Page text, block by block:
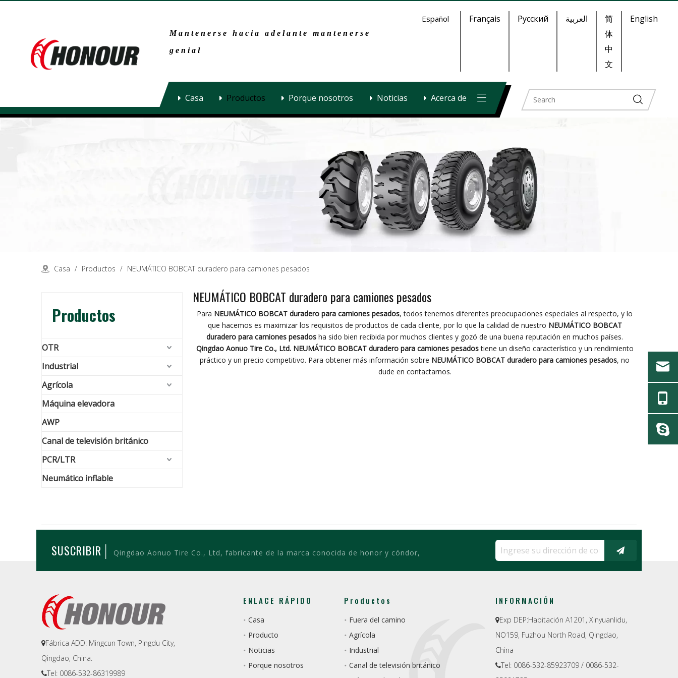
Mantenerse hacia adelante mantenerse
genial
Español Français Pусский العربية
简
体
中
文
English
Casa Productos Porque nosotros Noticias Acerca de
Casa / Productos / NEUMÁTICO BOBCAT duradero para camiones pesados
Productos
OTR
Industrial
Agrícola
Máquina elevadora
AWP
Canal de televisión británico
PCR/LTR
Neumático inflable
NEUMÁTICO BOBCAT duradero para camiones pesados
Para NEUMÁTICO BOBCAT duradero para camiones pesados, todos tenemos diferentes preocupaciones especiales al respecto, y lo
que hacemos es maximizar los requisitos de productos de cada cliente, por lo que la calidad de nuestro NEUMÁTICO BOBCAT
duradero para camiones pesados ha sido bien recibida por muchos clientes y gozó de una buena reputación en muchos países.
Qingdao Aonuo Tire Co., Ltd. NEUMÁTICO BOBCAT duradero para camiones pesadostiene un diseño característico y un rendimiento
práctico y un precio competitivo. Para obtener más información sobre NEUMÁTICO BOBCAT duradero para camiones pesados, no
dude en contactarnos.
SUSCRIBIR | Qingdao Aonuo Tire Co., Ltd, fabricante de la marca conocida de honor y cóndor,
Fábrica ADD: Mingcun Town, Pingdu City,
Qingdao, China.
Tel: 0086-532-86319989
ENLACE RÁPIDO
Casa
Producto
Noticias
Porque nosotros
Productos
Fuera del camino
Agrícola
Industrial
Canal de televisión británico
INFORMACIÓN
Exp DEP:Habitación A1201, Xinyuanlidu,
NO159, Fuzhou North Road, Qingdao,
China
Tel: 0086-532-85923709 / 0086-532-